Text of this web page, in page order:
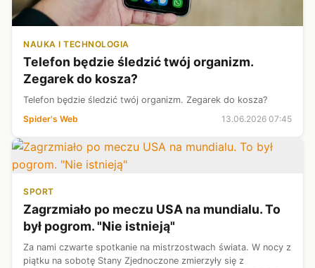
NAUKA I TECHNOLOGIA
Telefon będzie śledzić twój organizm.
Zegarek do kosza?
Telefon będzie śledzić twój organizm. Zegarek do kosza?
Spider's Web
13.06.2026 07:45
SPORT
Zagrzmiało po meczu USA na mundialu. To
był pogrom. "Nie istnieją"
Za nami czwarte spotkanie na mistrzostwach świata. W nocy z
piątku na sobotę Stany Zjednoczone zmierzyły się z